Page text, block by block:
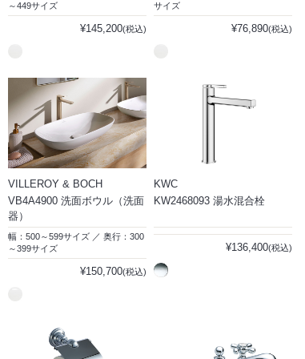
～449サイズ
¥145,200(税込)
サイズ
¥76,890(税込)
VILLEROY & BOCH
VB4A4900 洗面ボウル（洗面
器）
幅：500～599サイズ ／ 奥行：300
～399サイズ
¥150,700(税込)
KWC
KW2468093 湯水混合栓
¥136,400(税込)